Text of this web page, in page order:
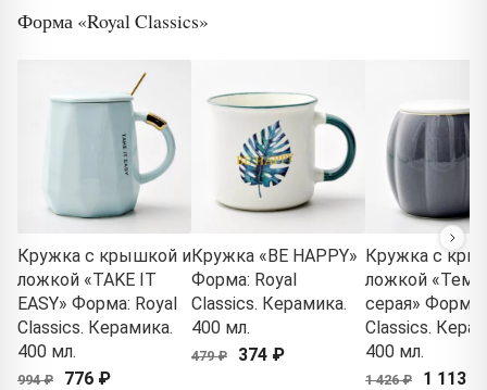
Форма «Royal Classics»
Кружка с крышкой и
ложкой «TAKE IT
EASY» Форма: Royal
Classics. Керамика.
400 мл.
994 ₽ 776 ₽
Кружка «BE HAPPY»
Форма: Royal
Classics. Керамика.
400 мл.
479 ₽ 374 ₽
Кружка с
ложкой
серая» Форма:
Classics.
400 мл.
1 426 ₽ 1 113 ₽